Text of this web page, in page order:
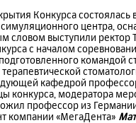
Конкурса состоялась
центра,
словом выступили ректор
с началом
командой
терапевтической
кафедрой
конкурса, модератора
профессор из
компании «МегаДента»